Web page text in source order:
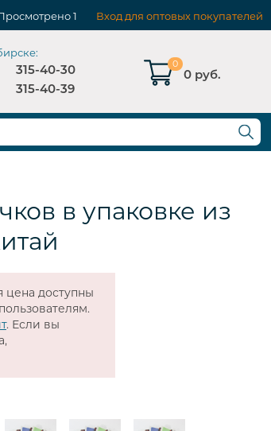
1 Вход для оптовых покупателей
0
0 руб.
315-40-30
315-40-39
в упаковке из
цена доступны
. Если вы